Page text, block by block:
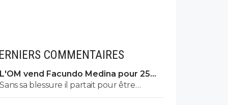
COMMENTAIRES
L'OM vend Facundo Medina pour 25ME
à Leverkusen
Sans sa blessure il partait pour être
titulaire indiscutable.